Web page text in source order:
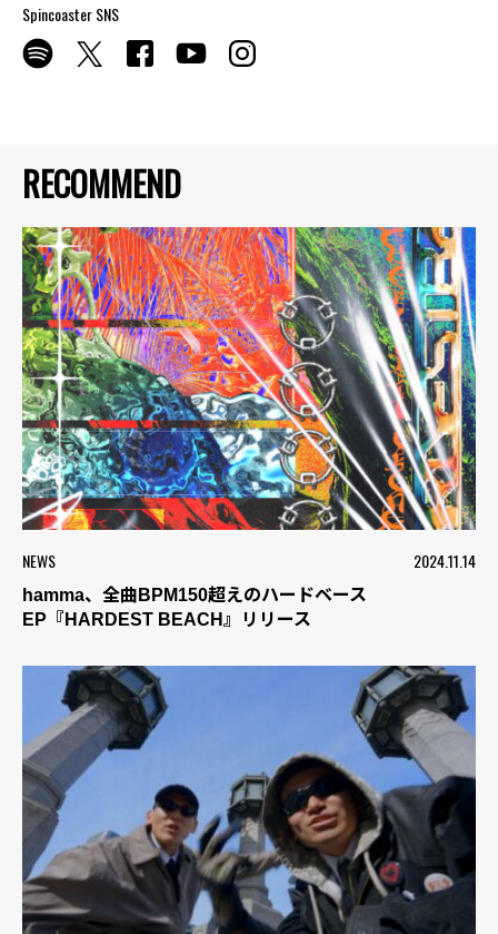
RECOMMEND
NEWS 2024.11.14
hamma、全曲BPM150超えのハードベース
EP『HARDEST BEACH』リリース
Spincoaster SNS